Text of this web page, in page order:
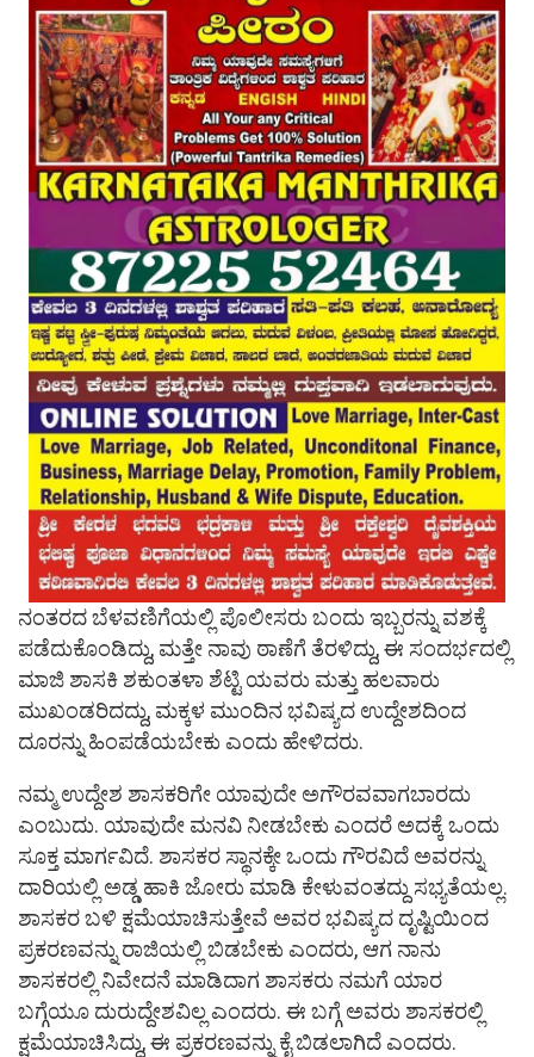
ನಂತರದ ಬೆಳವಣಿಗೆಯಲ್ಲಿ ಪೊಲೀಸರು ಬಂದು ಇಬ್ಬರನ್ನು ವಶಕ್ಕೆ
ಪಡೆದುಕೊಂಡಿದ್ದು, ಮತ್ತೇ ನಾವು ಠಾಣೆಗೆ ತೆರಳಿದ್ದು, ಈ ಸಂದರ್ಭದಲ್ಲಿ
ಮಾಜಿ ಶಾಸಕಿ ಶಕುಂತಳಾ ಶೆಟ್ಟಿ ಯವರು ಮತ್ತು ಹಲವಾರು
ಮುಖಂಡರಿದದ್ದು, ಮಕ್ಕಳ ಮುಂದಿನ ಭವಿಷ್ಯದ ಉದ್ದೇಶದಿಂದ
ದೂರನ್ನು ಹಿಂಪಡೆಯಬೇಕು ಎಂದು ಹೇಳಿದರು.
ನಮ್ಮ ಉದ್ದೇಶ ಶಾಸಕರಿಗೇ ಯಾವುದೇ ಅಗೌರವವಾಗಬಾರದು
ಎಂಬುದು. ಯಾವುದೇ ಮನವಿ ನೀಡಬೇಕು ಎಂದರೆ ಅದಕ್ಕೆ ಒಂದು
ಸೂಕ್ತ ಮಾರ್ಗವಿದೆ. ಶಾಸಕರ ಸ್ಥಾನಕ್ಕೇ ಒಂದು ಗೌರವಿದೆ ಅವರನ್ನು
ದಾರಿಯಲ್ಲಿ ಅಡ್ಡ ಹಾಕಿ ಜೋರು ಮಾಡಿ ಕೇಳುವಂತದ್ದು ಸಭ್ಯತೆಯಲ್ಲ.
ಶಾಸಕರ ಬಳಿ ಕ್ಷಮೆಯಾಚಿಸುತ್ತೇವೆ ಅವರ ಭವಿಷ್ಯದ ದೃಷ್ಟಿಯಿಂದ
ಪ್ರಕರಣವನ್ನು ರಾಜಿಯಲ್ಲಿ ಬಿಡಬೇಕು ಎಂದರು, ಆಗ ನಾನು
ಶಾಸಕರಲ್ಲಿ ನಿವೇದನೆ ಮಾಡಿದಾಗ ಶಾಸಕರು ನಮಗೆ ಯಾರ
ಬಗ್ಗೆಯೂ ದುರುದ್ದೇಶವಿಲ್ಲ ಎಂದರು. ಈ ಬಗ್ಗೆ ಅವರು ಶಾಸಕರಲ್ಲಿ
ಕ್ಷಮೆಯಾಚಿಸಿದ್ದು, ಈ ಪ್ರಕರಣವನ್ನು ಕೈ ಬಿಡಲಾಗಿದೆ ಎಂದರು.